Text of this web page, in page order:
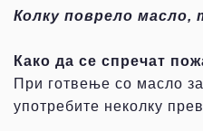
Колку поврело масло,
Како да се спречат
При готвење со масло
употребите неколку